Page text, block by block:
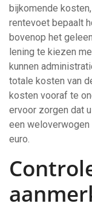
bijkomende
rentevoet bepaalt
bovenop het
lening te kiezen
kunnen
totale kosten van
kosten vooraf te
ervoor zorgen dat
een
euro.